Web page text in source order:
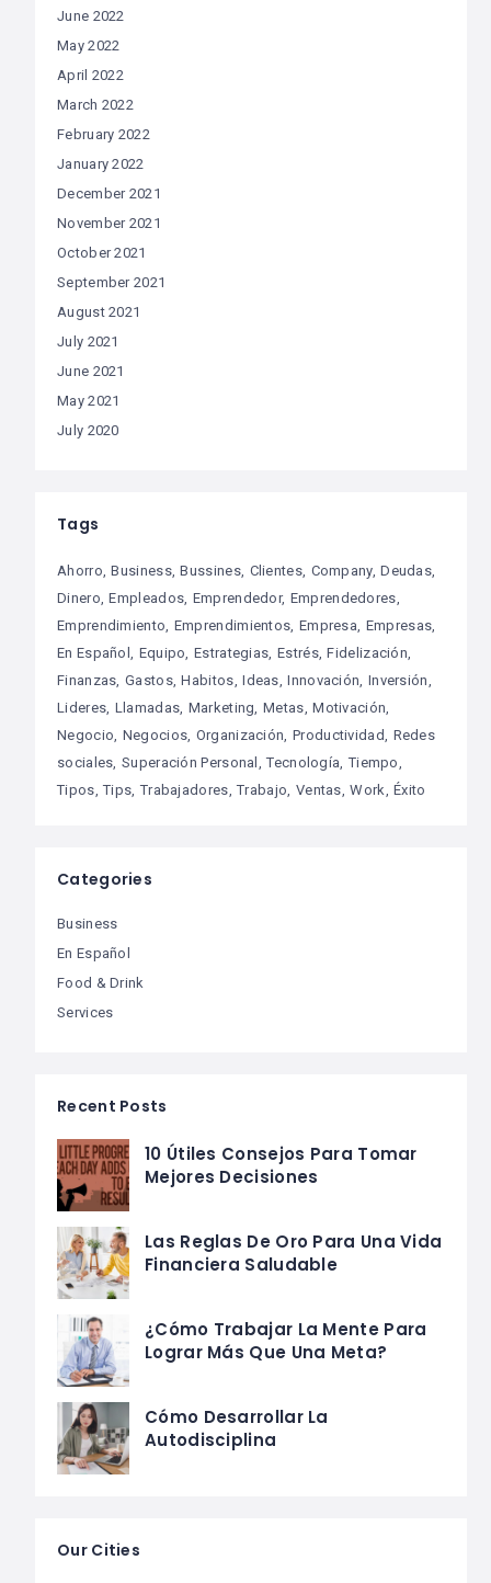
June 2022
May 2022
April 2022
March 2022
February 2022
January 2022
December 2021
November 2021
October 2021
September 2021
August 2021
July 2021
June 2021
May 2021
July 2020
Tags
Ahorro Business Bussines Clientes Company Deudas
Dinero Empleados Emprendedor Emprendedores
Emprendimiento Emprendimientos Empresa Empresas
En Español Equipo Estrategias Estrés Fidelización
Finanzas Gastos Habitos Ideas Innovación Inversión
Lideres Llamadas Marketing Metas Motivación
Negocio Negocios Organización Productividad Redes
sociales Superación Personal Tecnología Tiempo
Tipos Tips Trabajadores Trabajo Ventas Work Éxito
Categories
Business
En Español
Food & Drink
Services
Recent Posts
10 Útiles Consejos Para Tomar
Mejores Decisiones
Las Reglas De Oro Para Una Vida
Financiera Saludable
¿Cómo Trabajar La Mente Para
Lograr Más Que Una Meta?
Cómo Desarrollar La
Autodisciplina
Our Cities